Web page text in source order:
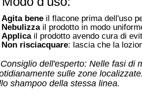
Agita bene il flacone prima dell'uso
Nebulizzail prodotto in modo
Applicail prodotto avendo cura di
Non risciacquare: lascia che la
Consiglio dell'esperto: Nelle fasi di
sulle zone
shampoo della stessa linea.